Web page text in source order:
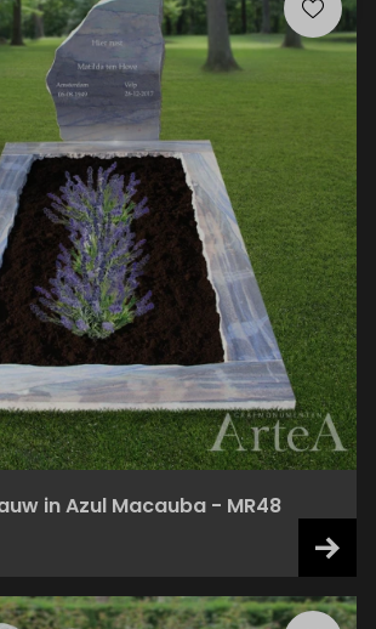
in Azul Macauba - MR48